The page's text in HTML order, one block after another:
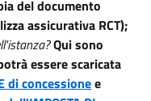
del documento
assicurativa RCT);
Qui sono
essere scaricata
di concessionee